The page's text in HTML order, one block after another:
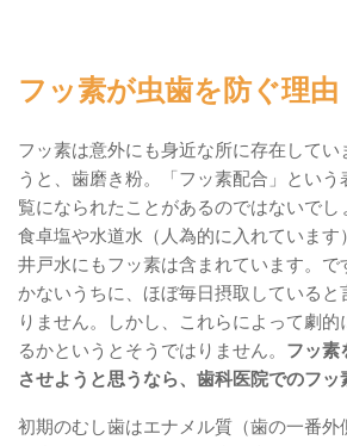
フッ素が虫歯を防ぐ理由
フッ素は意外にも身近な所に存在してい
うと、歯磨き粉。「フッ素配合」とい
覧になられたことがあるのではないでし
食卓塩や水道水（人為的に入れています
井戸水にもフッ素は含まれています。で
かないうちに、ほぼ毎日摂取していると
りません。しかし、これらによって劇的
るかというとそうではりません。 フッ素
させようと思うなら、歯科医院でのフッ
初期のむし歯はエナメル質（歯の一番外